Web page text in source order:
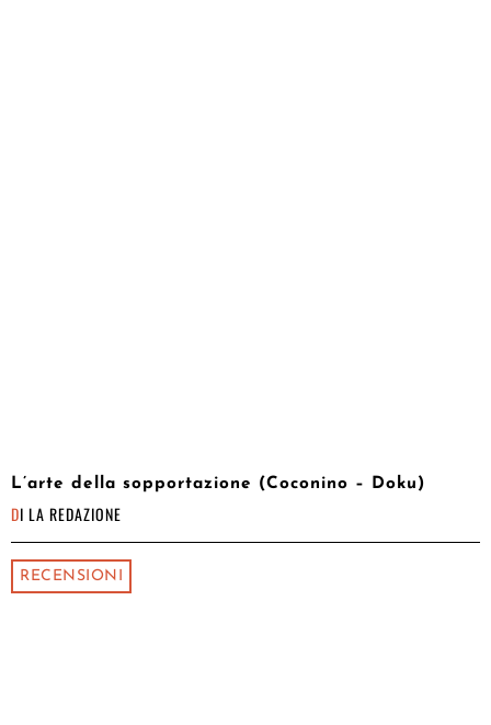
L’arte della sopportazione (Coconino – Doku)
DI LA REDAZIONE
RECENSIONI